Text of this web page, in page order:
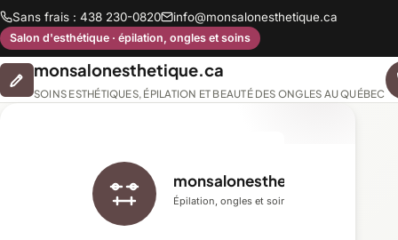
Sans frais : 438 230-0820 info@monsalonesthetique.ca
Salon d'esthétique · épilation, ongles et soins
monsalonesthetique.ca
SOINS ESTHÉTIQUES, ÉPILATION ET BEAUTÉ DES ONGLES AU QUÉBEC
monsalonesthetique.ca
Épilation, ongles et soins du visage